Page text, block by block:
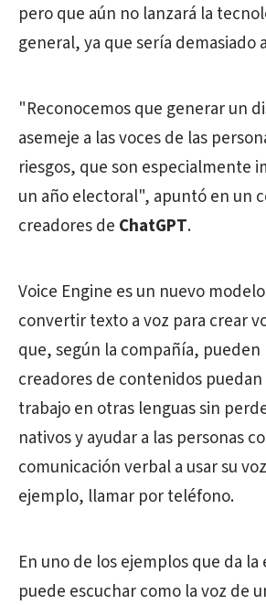
pero que aún no lanzará la
general, ya que sería demasiado
"Reconocemos que generar un
asemeje a las voces de las
riesgos, que son especialmente
un año electoral", apuntó en un
creadores de ChatGPT.
Voice Engine es un nuevo
convertir texto a voz para crear
que, según la compañía,
creadores de contenidos
trabajo en otras lenguas sin
nativos y ayudar a las personas
comunicación verbal a usar su
ejemplo, llamar por teléfono.
En uno de los ejemplos que da la
puede escuchar como la voz de